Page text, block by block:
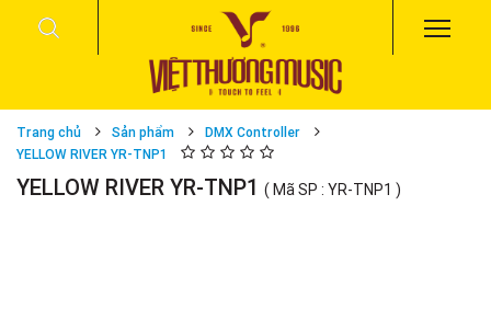
Trang chủ Sản phẩm
DMX Controller
YELLOW RIVER YR-TNP1
YELLOW RIVER YR-TNP1 ( Mã SP : YR-TNP1 )